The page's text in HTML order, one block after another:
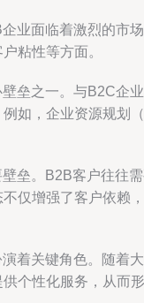
业面临着激烈的市
粘性等方面。
垒之一。与B2C企
如，企业资源规划
垒。B2B客户往往
仅增强了客户依赖
着关键角色。随着
个性化服务，从而